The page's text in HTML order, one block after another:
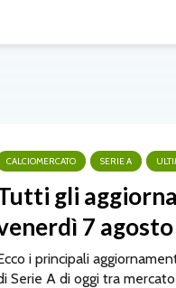
CALCIOMERCATO SERIE A
gli
7 agosto
i principali
Serie A di oggi tra